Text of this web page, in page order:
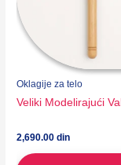
Oklagije za telo
Veliki Modelirajući
2,690.00din